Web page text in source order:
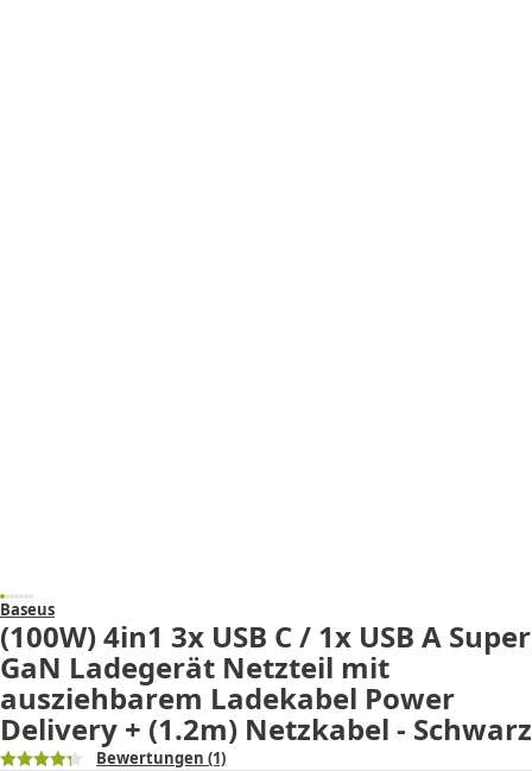
Baseus
(100W) 4in1 3x USB C / 1x USB A Super
GaN Ladegerät Netzteil mit
ausziehbarem Ladekabel Power
Delivery + (1.2m) Netzkabel - Schwarz
Bewertungen (1)